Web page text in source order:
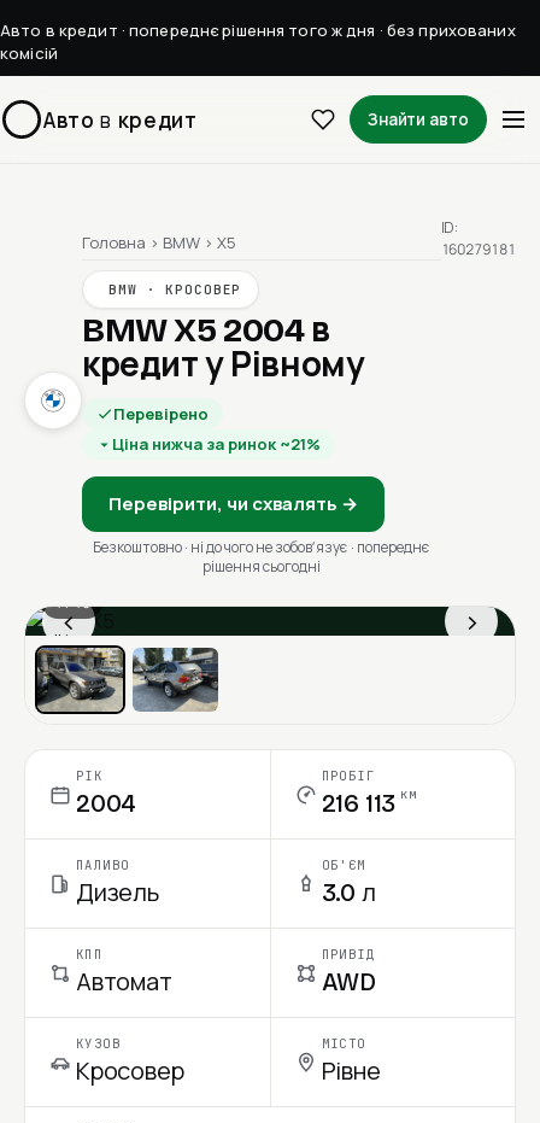
Авто в кредит · попереднє рішення того ж дня · без прихованих
комісій
Авто в кредит Знайти авто
Головна › BMW › X5
BMW · КРОСОВЕР
BMW X5 2004 в
кредит у Рівному
Перевірено
Ціна нижча за ринок ~21%
Перевірити, чи схвалять →
Безкоштовно · ні до чого не зобовʼязує · попереднє
рішення сьогодні
ID:
160279181
‹ ›
1 / 13
Ціна в місяць
РІК
2004
ПРОБІГ
216 113 км
ПАЛИВО
Дизель
ОБ'ЄМ
3.0 л
КПП
Автомат
ПРИВІД
AWD
КУЗОВ
Кросовер
МІСТО
Рівне